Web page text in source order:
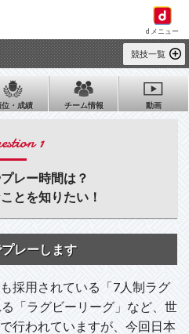
dメニュー
競技一覧
位・成績 チーム情報 動画
1
レー時間は？
とを知りたい！
レーします
採用されている「7人制ラグ
「ラグビーリーグ」など、世
行われていますが、今回日本